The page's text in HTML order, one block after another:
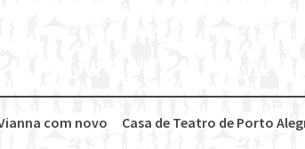
Casa de Teatro de Porto
com novo